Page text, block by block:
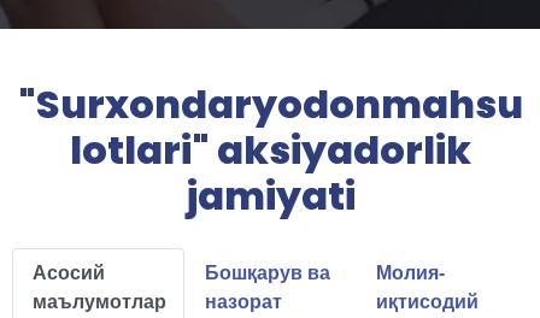
"Surxondaryodonmahsu
lotlari" aksiyadorlik
jamiyati
Асосий
маълумотлар
Бошқарув ва
назорат
Молия-
иқтисодий